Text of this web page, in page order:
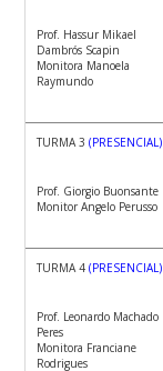
Prof. Hassur Mikael
Dambrós Scapin
Monitora Manoela
Raymundo
TURMA 3(PRESENCIAL)
Prof. Giorgio Buonsante
Monitor Angelo Perusso
TURMA 4(PRESENCIAL)
Prof. Leonardo Machado
Peres
Monitora Franciane
Rodrigues